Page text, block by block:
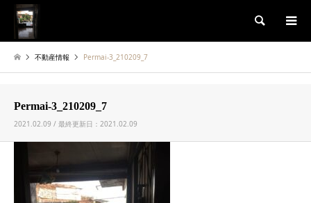
検索
不動産情報 Permai-3_210209_7
Permai-3_210209_7
2021.02.09 / 最終更新日：2021.02.09